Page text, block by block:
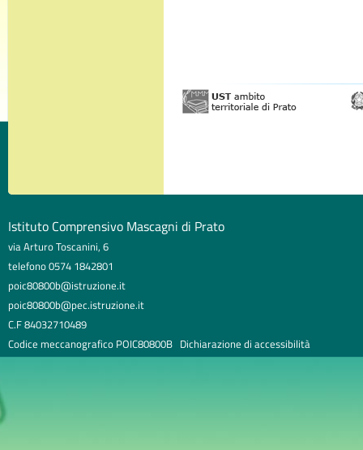
Istituto Comprensivo Mascagni di Prato
via Arturo Toscanini, 6
telefono 0574 1842801
poic80800b@istruzione.it
poic80800b@pec.istruzione.it
C.F 84032710489
Codice meccanografico POIC80800B Dichiarazione di accessibilità